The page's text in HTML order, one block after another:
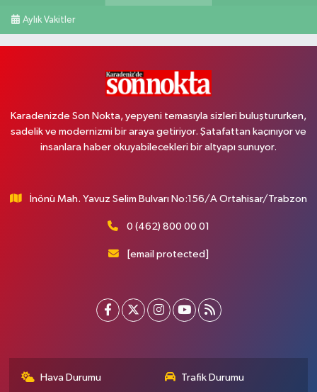
Aylık Vakitler
Karadenizde Son Nokta, yepyeni temasıyla sizleri buluştururken,
sadelik ve modernizmi bir araya getiriyor. Şatafattan kaçınıyor ve
insanlara haber okuyabilecekleri bir altyapı sunuyor.
İnönü Mah. Yavuz Selim Bulvarı No:156/A Ortahisar/Trabzon
0 (462) 800 00 01
[email protected]
Hava Durumu Trafik Durumu